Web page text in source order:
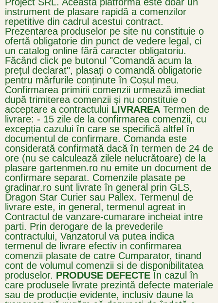
instrument de plasare rapidă a comenzilor
repetitive din cadrul acestui contract.
Prezentarea produselor pe site nu constituie o
ofertă obligatorie din punct de vedere legal, ci
un catalog online fără caracter obligatoriu.
Făcând click pe butonul "Comandă acum la
prețul declarat", plasați o comandă obligatorie
pentru mărfurile conținute în Coșul meu.
Confirmarea primirii comenzii urmează imediat
după trimiterea comenzii și nu constituie o
acceptare a contractului LIVRAREA Termen de
livrare: - 15 zile de la confirmarea comenzii, cu
excepția cazului în care se specifică altfel în
documentul de confirmare. Comanda este
considerată confirmată dacă în termen de 24 de
ore (nu se calculează zilele nelucrătoare) de la
plasare gartenmen.ro nu emite un document de
confirmare separat. Comenzile plasate pe
gradinar.ro sunt livrate în general prin GLS,
Dragon Star Curier sau Pallex. Termenul de
livrare este, in general, termenul agreat in
Contractul de vanzare-cumarare incheiat intre
parti. Prin derogare de la prevederile
contractului, Vanzatorul va putea indica
termenul de livrare efectiv in confirmarea
comenzii plasate de catre Cumparator, tinand
cont de volumul comenzii si de disponibilitatea
produselor. PRODUSE DEFECTE În cazul în
care produsele livrate prezintă defecte materiale
sau de producție evidente, inclusiv daune la